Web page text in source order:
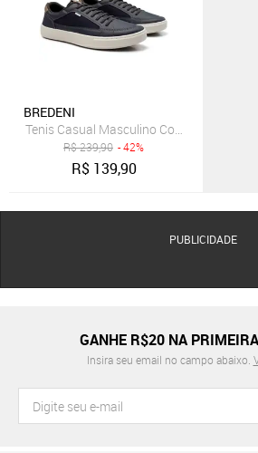
BREDENI
Tenis Casual Masculino Com Carteira
R$239,90 - 42%
R$ 139,90
PUBLICIDADE
GANHE R$20 NA
Insira seu email no campo abaixo.